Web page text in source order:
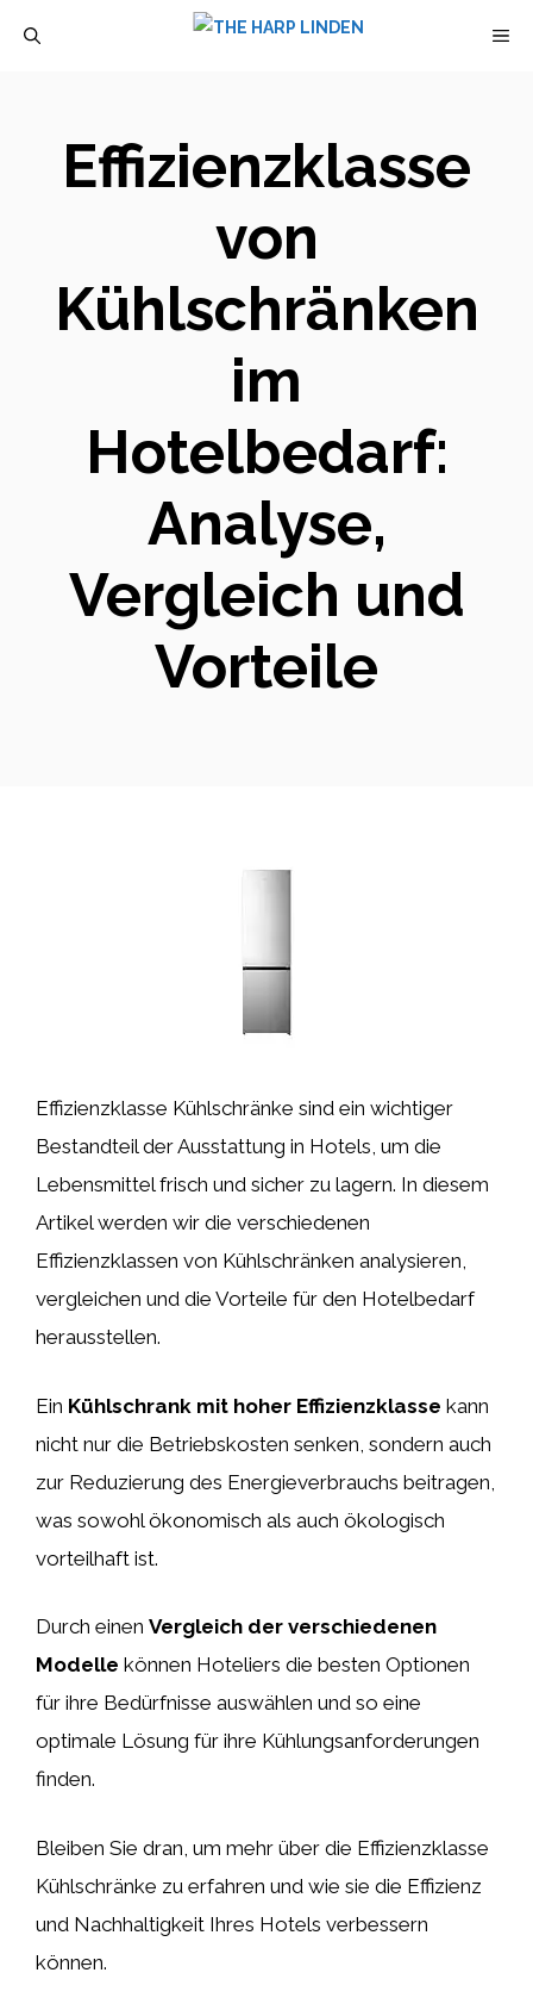
Effizienzklasse
von
Kühlschränken
im
Hotelbedarf:
Analyse,
Vergleich und
Vorteile
Effizienzklasse Kühlschränke sind ein wichtiger
Bestandteil der Ausstattung in Hotels, um die
Lebensmittel frisch und sicher zu lagern. In diesem
Artikel werden wir die verschiedenen
Effizienzklassen von Kühlschränken analysieren,
vergleichen und die Vorteile für den Hotelbedarf
herausstellen.
Ein Kühlschrank mit hoher Effizienzklasse kann
nicht nur die Betriebskosten senken, sondern auch
zur Reduzierung des Energieverbrauchs beitragen,
was sowohl ökonomisch als auch ökologisch
vorteilhaft ist.
Durch einen Vergleich der verschiedenen
Modelle können Hoteliers die besten Optionen
für ihre Bedürfnisse auswählen und so eine
optimale Lösung für ihre Kühlungsanforderungen
finden.
Bleiben Sie dran, um mehr über die Effizienzklasse
Kühlschränke zu erfahren und wie sie die Effizienz
und Nachhaltigkeit Ihres Hotels verbessern
können.